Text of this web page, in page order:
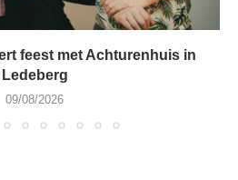
feest met Achturenhuis in
Ledeberg
09/08/2026